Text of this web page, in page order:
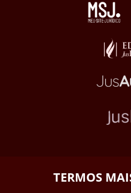
TERMOS